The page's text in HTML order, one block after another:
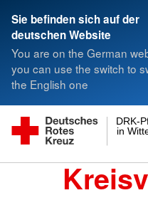
Sie befinden sich auf der
deutschen Website
You are on the German
you can use the switch to
the English one
in
DRK-